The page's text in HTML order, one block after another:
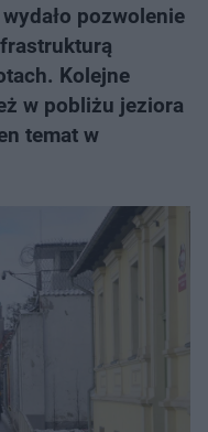
pozwolenie
Kolejne
w pobliżu jeziora
temat w